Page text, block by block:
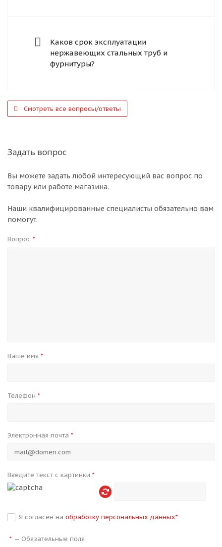
Каков срок эксплуатации
нержавеющих стальных труб и
фурнитуры?
Смотреть все вопросы/ответы
Задать вопрос
Вы можете задать любой интересующий вас вопрос по
товару или работе магазина.
Наши квалифицированные специалисты обязательно вам
помогут.
Вопрос *
Ваше имя *
Телефон *
Электронная почта *
Введите текст с картинки *
Я согласен на обработку персональных данных*
* — Обязательные поля